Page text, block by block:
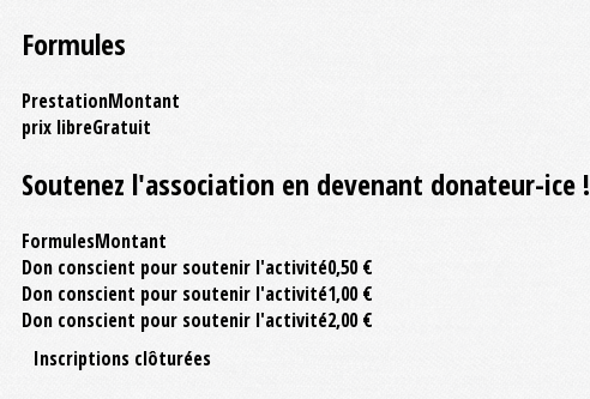
Formules
PrestationMontant
prix libreGratuit
Soutenez l'association en devenant donateur-ice !
FormulesMontant
Don conscient pour soutenir l'activité0,50 €
Don conscient pour soutenir l'activité1,00 €
Don conscient pour soutenir l'activité2,00 €
Inscriptions clôturées